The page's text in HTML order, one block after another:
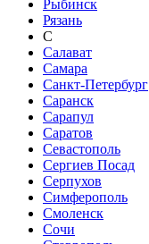
Рыбинск
Рязань
С
Салават
Самара
Санкт-Петербург
Саранск
Сарапул
Саратов
Севастополь
Сергиев Посад
Серпухов
Симферополь
Смоленск
Сочи